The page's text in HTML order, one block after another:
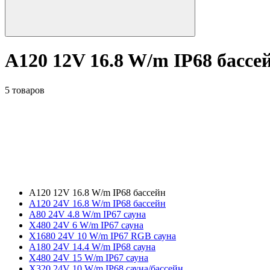
A120 12V 16.8 W/m IP68
5 товаров
A120 12V 16.8 W/m IP68 бассейн
A120 24V 16.8 W/m IP68 бассейн
A80 24V 4.8 W/m IP67 сауна
X480 24V 6 W/m IP67 сауна
X1680 24V 10 W/m IP67 RGB сауна
A180 24V 14.4 W/m IP68 сауна
X480 24V 15 W/m IP67 сауна